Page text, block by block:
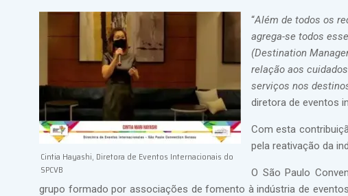
Cintia Hayashi, Diretora de Eventos Internacionais do
SPCVB
“Além de todos os
agrega-se todos
(Destination
relação aos
serviços nos
diretora de eventos
Com esta
pela reativação da
O São Paulo
grupo formado por associações de fomento à indústria de